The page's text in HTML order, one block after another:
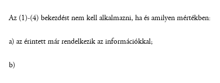
Az (1)-(4) bekezdést nem kell alkalmazni, ha és amilyen mértékben:
a) az érintett már rendelkezik az információkkal;
b)